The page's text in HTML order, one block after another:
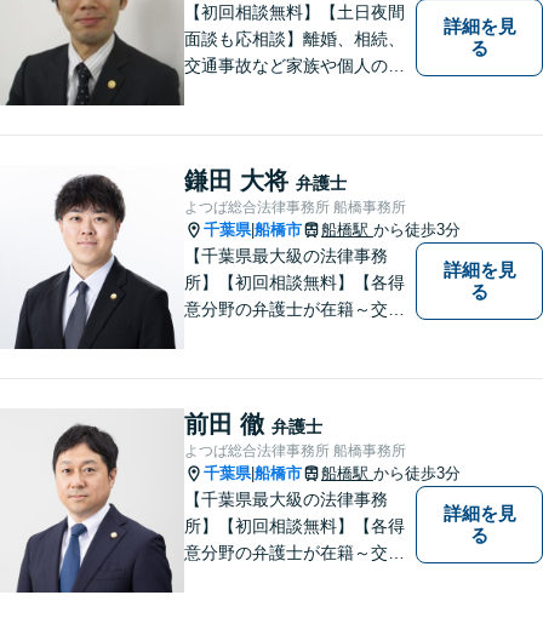
【初回相談無料】【土日夜間
面談も応相談】離婚、相続、
交通事故など家族や個人のト
を聞き、具体的な解決案をご
提案させていただきます。
詳細を見
る
鎌田 大将 弁護士
よつば総合法律事務所 船橋事務所
千葉県|船橋市 船橋駅 から徒歩3分
【千葉県最大級の法律事務
所】【初回相談無料】【各得
意分野の弁護士が在籍～交通
詳細を見
る
前田 徹 弁護士
よつば総合法律事務所 船橋事務所
千葉県|船橋市 船橋駅 から徒歩3分
【千葉県最大級の法律事務
所】【初回相談無料】【各得
意分野の弁護士が在籍～交通
詳細を見
る